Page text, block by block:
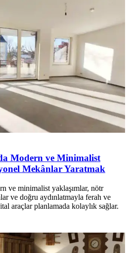
Modern ve Minimalist
Mekânlar Yaratmak
ve minimalist yaklaşımlar, nötr
ve doğru aydınlatmayla ferah ve
araçlar planlamada kolaylık sağlar.